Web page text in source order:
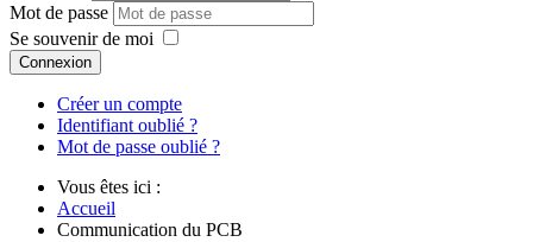
Mot de passe
Se souvenir de moi
Connexion
Créer un compte
Identifiant oublié ?
Mot de passe oublié ?
Vous êtes ici :
Accueil
Communication du PCB